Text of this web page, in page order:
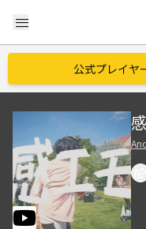
menu
公式プレイヤ